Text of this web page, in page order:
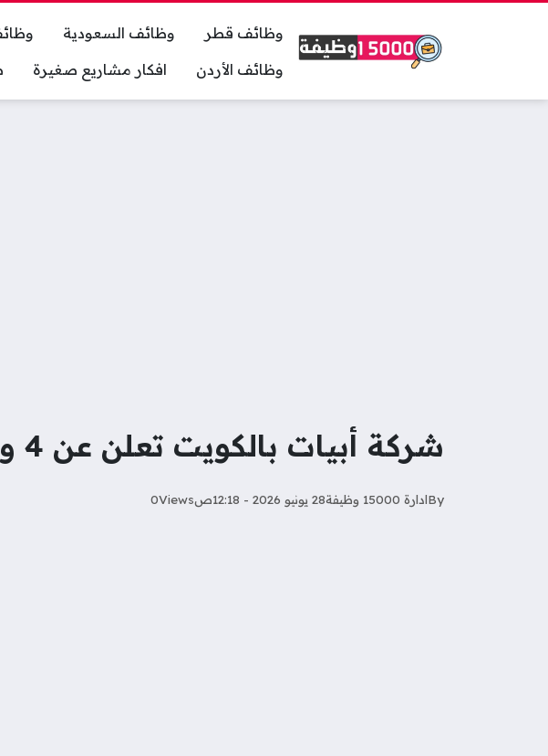
وظائف قطر وظائف السعودية
وظائف الأردن
افكار مشاريع صغيرة
شركة أبيات بالكويت تعلن عن 4 وظائف شاغرة
Byادارة 15000 وظيفة 28 يونيو 2026 - 12:18ص Views
0